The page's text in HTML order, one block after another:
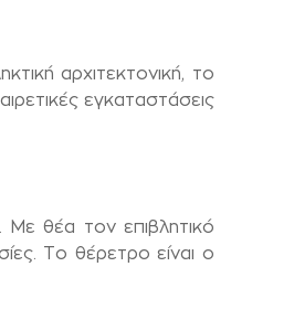
αρχιτεκτονική, το
εγκαταστάσεις
θέα τον επιβλητικό
Το θέρετρο είναι ο